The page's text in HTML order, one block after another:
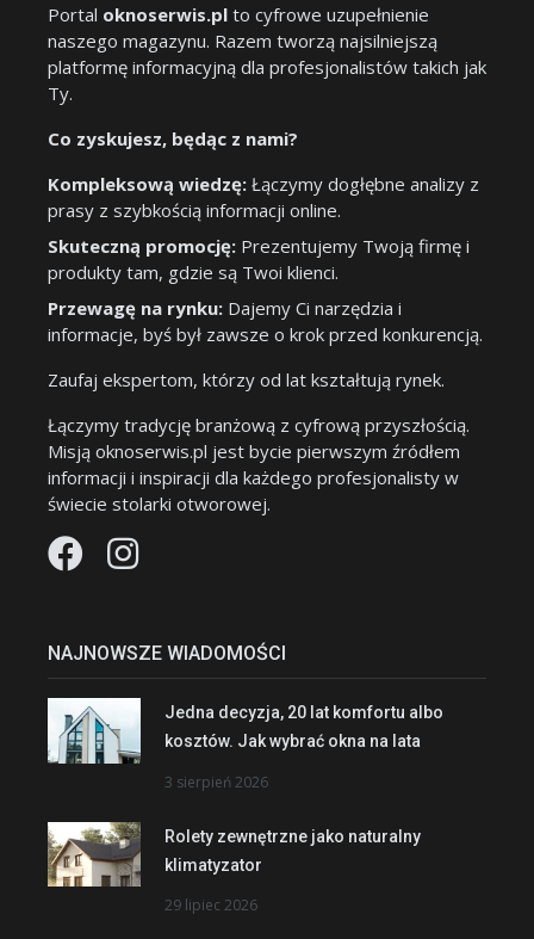
Portal oknoserwis.pl to cyfrowe uzupełnienie
naszego magazynu. Razem tworzą najsilniejszą
platformę informacyjną dla profesjonalistów takich jak
Ty.
Co zyskujesz, będąc z nami?
Kompleksową wiedzę: Łączymy dogłębne analizy z
prasy z szybkością informacji online.
Skuteczną promocję: Prezentujemy Twoją firmę i
produkty tam, gdzie są Twoi klienci.
Przewagę na rynku: Dajemy Ci narzędzia i
informacje, byś był zawsze o krok przed konkurencją.
Zaufaj ekspertom, którzy od lat kształtują rynek.
Łączymy tradycję branżową z cyfrową przyszłością.
Misją oknoserwis.pl jest bycie pierwszym źródłem
informacji i inspiracji dla każdego profesjonalisty w
świecie stolarki otworowej.
NAJNOWSZE WIADOMOŚCI
Jedna decyzja, 20 lat komfortu albo
kosztów. Jak wybrać okna na lata
3 sierpień 2026
Rolety zewnętrzne jako naturalny
klimatyzator
29 lipiec 2026